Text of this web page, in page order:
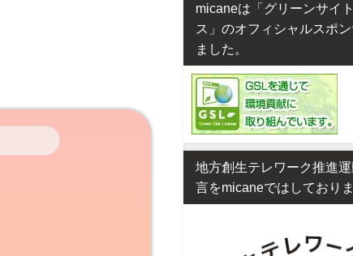
micaneは「グリーンサイ
ス」のオフィシャルスポン
ました。
地方創生テレワーク推進
言をmicaneではしておりま